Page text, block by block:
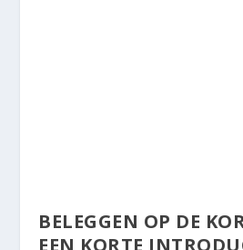
BELEGGEN OP DE